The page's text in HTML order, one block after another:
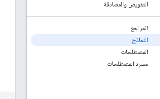
التفويض والمصادقة
المراجع
النماذج
المصطلحات
مسرد المصطلحات